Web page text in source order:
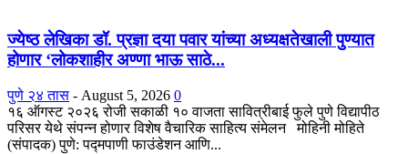
ज्येष्ठ लेखिका डॉ. प्रज्ञा दया पवार यांच्या अध्यक्षतेखाली पुण्यात
होणार ‘लोकशाहीर अण्णा भाऊ साठे...
पुणे २४ तास - August 5, 2026 0
१६ ऑगस्ट २०२६ रोजी सकाळी १० वाजता सावित्रीबाई फुले पुणे विद्यापीठ
परिसर येथे संपन्न होणार विशेष वैचारिक साहित्य संमेलन मोहिनी मोहिते
(संपादक) पुणे: पद्मपाणी फाउंडेशन आणि...